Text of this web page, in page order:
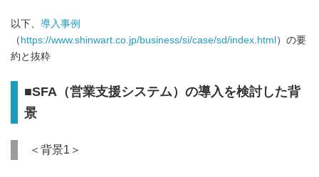
以下、 導入事例
（ https://www.shinwart.co.jp/business/si/case/sd/index.html ）の要
約と抜粋
■SFA（営業支援システム）の導入を検討した背
景
＜背景1＞